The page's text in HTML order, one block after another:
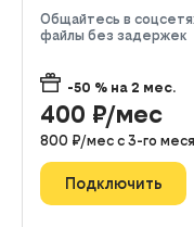
Общайтесь в
файлы без задержек
-50 % на 2 мес.
400 ₽/мес
800 ₽/мес с 3-го
Подключить